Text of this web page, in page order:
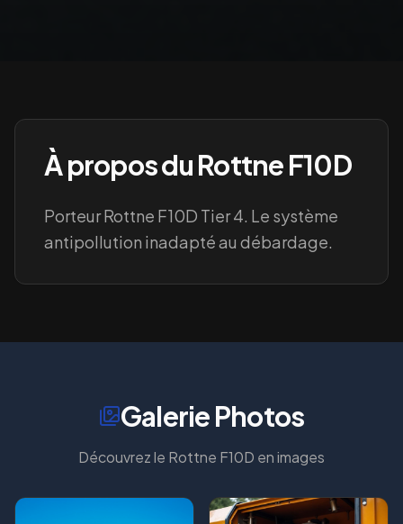
À propos duRottne F10D
Porteur Rottne F10D Tier 4. Le système
antipollution inadapté au débardage.
Galerie Photos
Découvrez le Rottne F10D en images